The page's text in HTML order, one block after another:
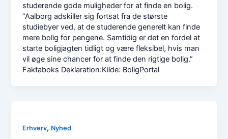
studerende gode muligheder for at finde en bolig.
“Aalborg adskiller sig fortsat fra de største
studiebyer ved, at de studerende generelt kan finde
mere bolig for pengene. Samtidig er det en fordel at
starte boligjagten tidligt og være fleksibel, hvis man
vil øge sine chancer for at finde den rigtige bolig.”
Faktaboks Deklaration:Kilde: BoligPortal
Erhverv, Nyhed